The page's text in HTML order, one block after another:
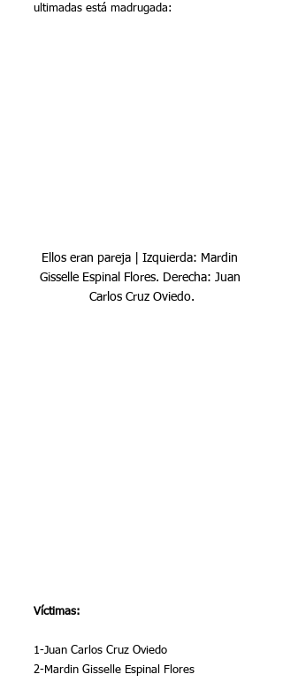
ultimadas está madrugada:
Ellos eran pareja | Izquierda: Mardin
Gisselle Espinal Flores. Derecha: Juan
Carlos Cruz Oviedo.
Víctimas:
1-Juan Carlos Cruz Oviedo
2-Mardin Gisselle Espinal Flores